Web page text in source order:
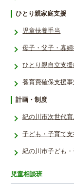
ひとり親家庭支援
児童扶養手当
母子・父子・寡
ひとり親自立支
養育費確保支援
計画・制度
紀の川市次世代
子ども・子育て
紀の川市子ども
児童相談班